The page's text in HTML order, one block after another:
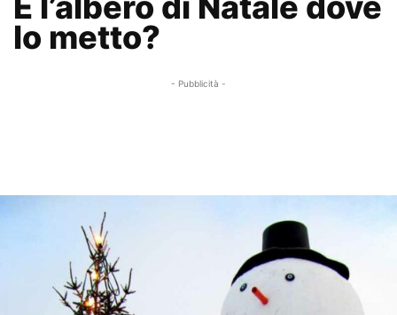
lo metto?
- Pubblicità -